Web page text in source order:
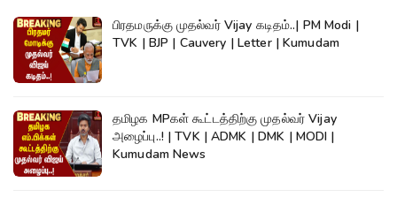
பிரதமருக்கு முதல்வர் Vijay கடிதம்..| PM Modi |
TVK | BJP | Cauvery | Letter | Kumudam
தமிழக MPகள் கூட்டத்திற்கு முதல்வர் Vijay
அழைப்பு..! | TVK | ADMK | DMK | MODI |
Kumudam News